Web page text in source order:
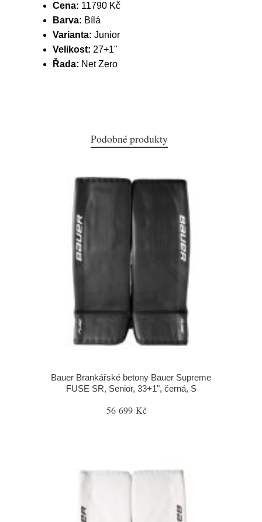
Cena: 11790 Kč
Barva: Bílá
Varianta: Junior
Velikost: 27+1"
Řada: Net Zero
Podobné produkty
Bauer Brankářské betony Bauer Supreme
FUSE SR, Senior, 33+1", černá, S
56 699 Kč